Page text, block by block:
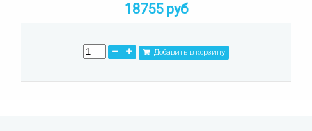
18755 руб
Добавить в корзину